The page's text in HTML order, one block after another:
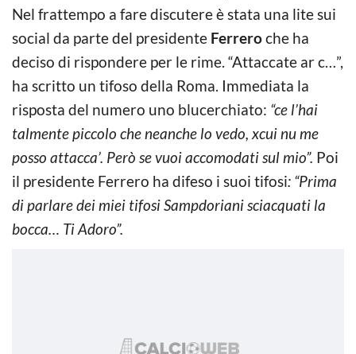
Nel frattempo a fare discutere è stata una lite sui
social da parte del presidente Ferreroche ha
deciso di rispondere per le rime. “Attaccate ar c…”,
ha scritto un tifoso della Roma. Immediata la
risposta del numero uno blucerchiato: “ce l’hai
talmente piccolo che neanche lo vedo, xcui nu me
posso attacca’. Però se vuoi accomodati sul mio”. Poi
il presidente Ferrero ha difeso i suoi tifosi: “Prima
di parlare dei miei tifosi Sampdoriani sciacquati la
bocca… Ti Adoro”.